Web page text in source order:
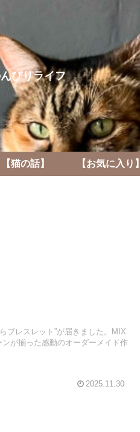
びりライフ
【猫の話】 【お気に入り】
ブレスレット”が届きました。MIX
が揃った感動のオーダーメイド作
2025.11.30